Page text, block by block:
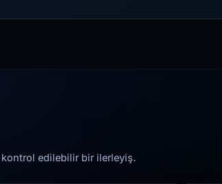
edilebilir bir ilerleyiş.